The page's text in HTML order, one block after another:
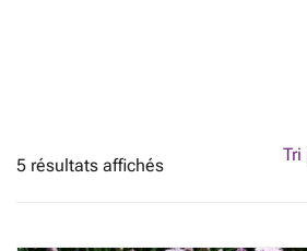
5 résultats affichés